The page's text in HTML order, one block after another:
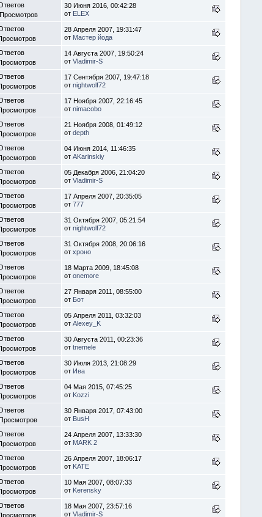
30 Июня 2016, 00:42:28
от ELEX
28 Апреля 2007, 19:31:47
от Мастер йода
14 Августа 2007, 19:50:24
от Vladimir-S
17 Сентября 2007, 19:47:18
от nightwolf72
17 Ноября 2007, 22:16:45
от nimacobo
21 Ноября 2008, 01:49:12
от depth
04 Июня 2014, 11:46:35
от AKarinskiy
05 Декабря 2006, 21:04:20
от Vladimir-S
17 Апреля 2007, 20:35:05
от 777
31 Октября 2007, 05:21:54
от nightwolf72
31 Октября 2008, 20:06:16
от хроно
18 Марта 2009, 18:45:08
от onemore
27 Января 2011, 08:55:00
от Бот
05 Апреля 2011, 03:32:03
от Alexey_K
30 Августа 2011, 00:23:36
от tnemele
30 Июля 2013, 21:08:29
от Ива
04 Мая 2015, 07:45:25
от Kozzi
30 Января 2017, 07:43:00
от BusH
24 Апреля 2007, 13:33:30
от MARK 2
26 Апреля 2007, 18:06:17
от KATE
10 Мая 2007, 08:07:33
от Kerensky
18 Мая 2007, 23:57:16
от Vladimir-S